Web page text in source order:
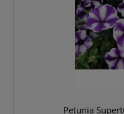
Petunia